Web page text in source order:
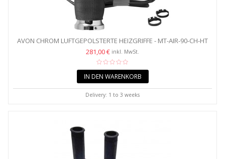
AVON CHROM LUFTGEPOLSTERTE HEIZGRIFFE - MT-AIR-90-CH-HT
281,00 € inkl. MwSt.
IN DEN WARENKORB
Delivery: 1 to 3 weeks